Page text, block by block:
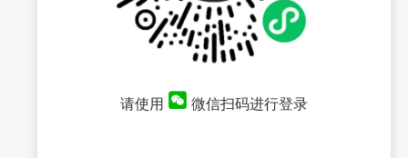
请使用 微信扫码进行登录